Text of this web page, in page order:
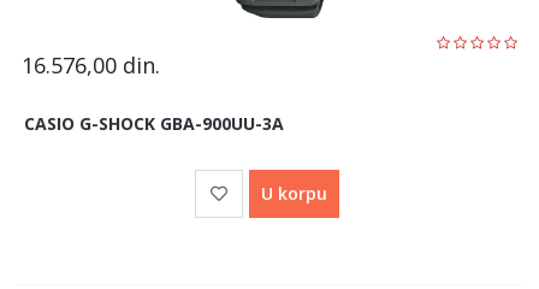
16.576,00 din.
CASIO G-SHOCK GBA-900UU-3A
U korpu